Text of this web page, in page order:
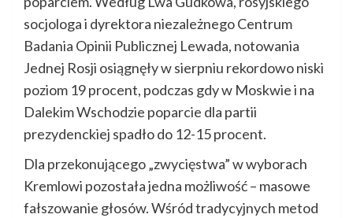
socjologa i dyrektora niezależnego Centrum
Badania Opinii Publicznej Lewada, notowania
Jednej Rosji osiągnęły w sierpniu rekordowo niski
poziom 19 procent, podczas gdy w Moskwie i na
Dalekim Wschodzie poparcie dla partii
prezydenckiej spadło do 12-15 procent.
Dla przekonującego „zwycięstwa” w wyborach
Kremlowi pozostała jedna możliwość – masowe
fałszowanie głosów. Wśród tradycyjnych metod